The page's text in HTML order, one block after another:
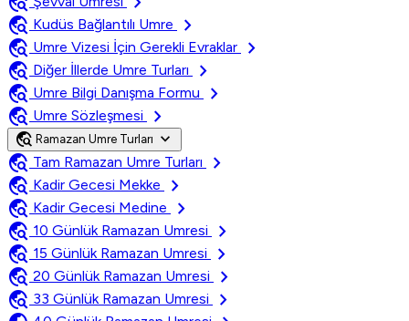
travel_explore Kudüs Bağlantılı Umre
chevron_right
travel_explore Umre Vizesi İçin Gerekli Evraklar
chevron_right
travel_explore Diğer İllerde Umre Turları
chevron_right
travel_explore Umre Bilgi Danışma Formu
chevron_right
travel_explore Umre Sözleşmesi chevron_right
travel_explore Ramazan Umre Turları expand_more
travel_explore Tam Ramazan Umre Turları
chevron_right
travel_explore Kadir Gecesi Mekke
chevron_right
travel_explore Kadir Gecesi Medine
chevron_right
travel_explore 10 Günlük Ramazan Umresi
chevron_right
travel_explore 15 Günlük Ramazan Umresi
chevron_right
travel_explore 20 Günlük Ramazan Umresi
chevron_right
travel_explore 33 Günlük Ramazan Umresi
chevron_right